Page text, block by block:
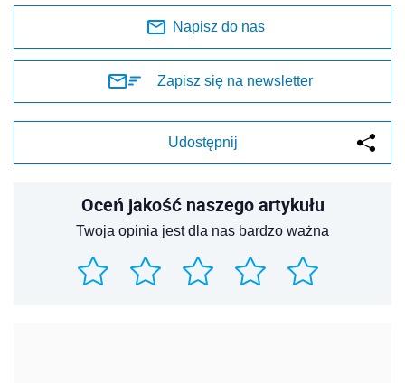
Napisz do nas
Zapisz się na newsletter
Udostępnij
Oceń jakość naszego artykułu
Twoja opinia jest dla nas bardzo ważna